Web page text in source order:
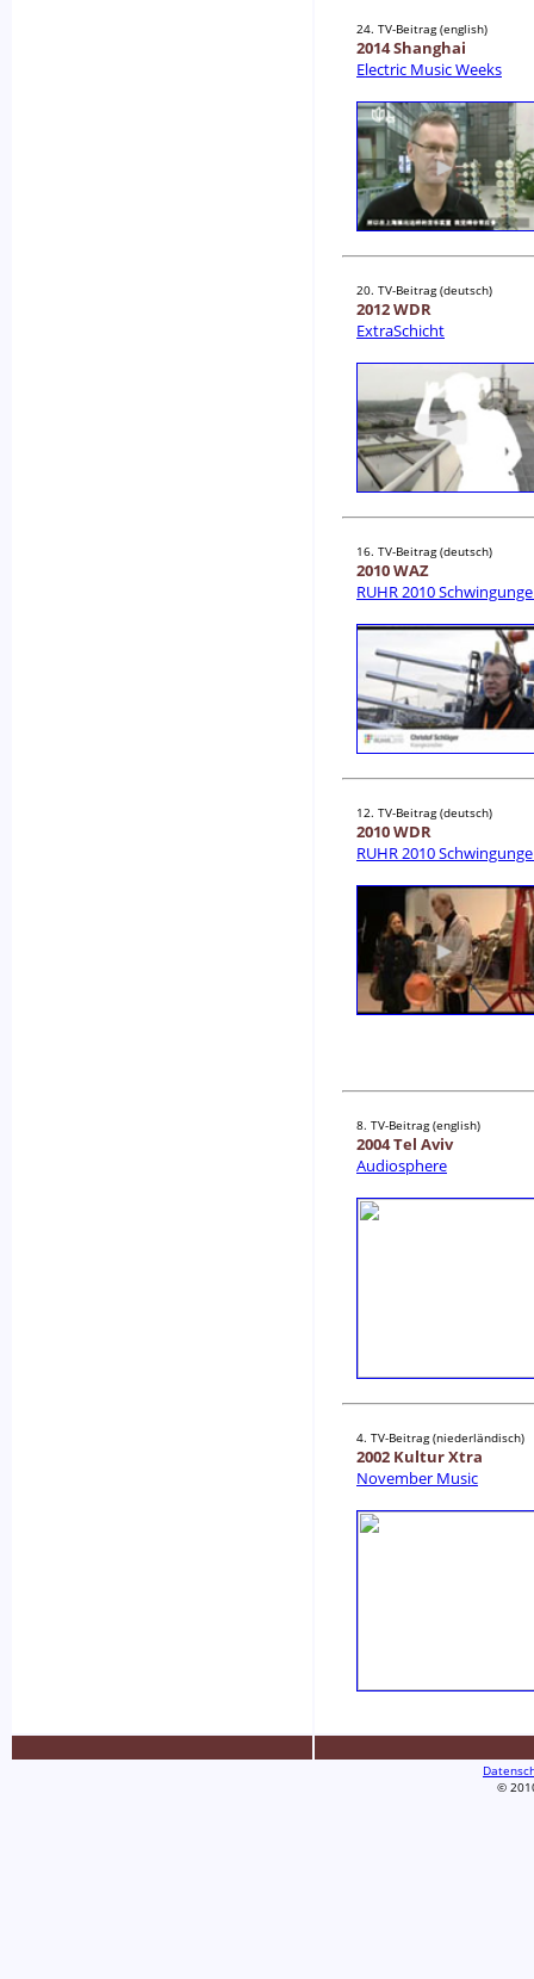
24. TV-Beitrag (english)
2014 Shanghai
Electric Music Weeks
20. TV-Beitrag (deutsch)
2012 WDR
ExtraSchicht
16. TV-Beitrag (deutsch)
2010 WAZ
RUHR 2010
12. TV-Beitrag (deutsch)
2010 WDR
RUHR 2010
8. TV-Beitrag (english)
2004 Tel Aviv
Audiosphere
4. TV-Beitrag (niederländisch)
2002 Kultur Xtra
November Music
©